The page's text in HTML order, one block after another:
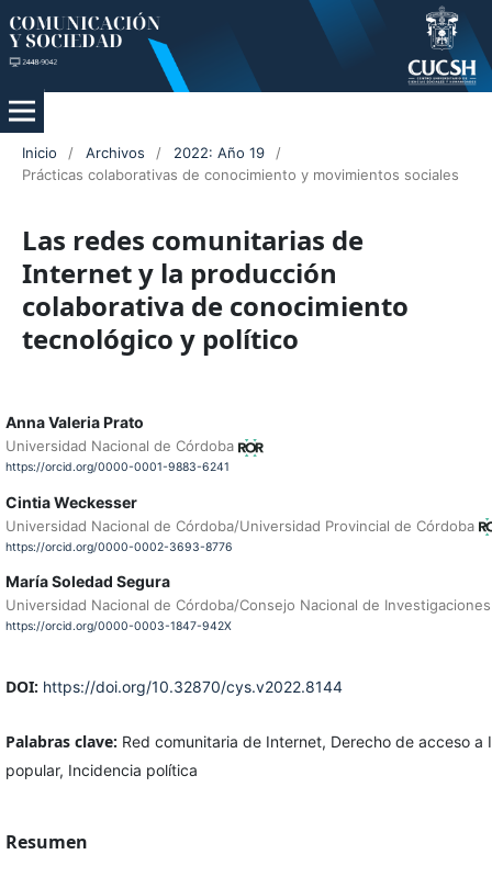
Inicio / Archivos / 2022: Año 19
/
Prácticas colaborativas de conocimiento y movimientos sociales
Las redes comunitarias de
Internet y la producción
colaborativa de conocimiento
tecnológico y político
Anna Valeria Prato
Universidad Nacional de Córdoba
https://orcid.org/0000-0001-9883-6241
Cintia Weckesser
Universidad Nacional de Córdoba/Universidad Provincial de Córdoba
https://orcid.org/0000-0002-3693-8776
María Soledad Segura
Universidad Nacional de Córdoba/Consejo Nacional de
https://orcid.org/0000-0003-1847-942X
DOI: https://doi.org/10.32870/cys.v2022.8144
Palabras clave: Red comunitaria de Internet, Derecho de acceso a
popular, Incidencia política
Resumen